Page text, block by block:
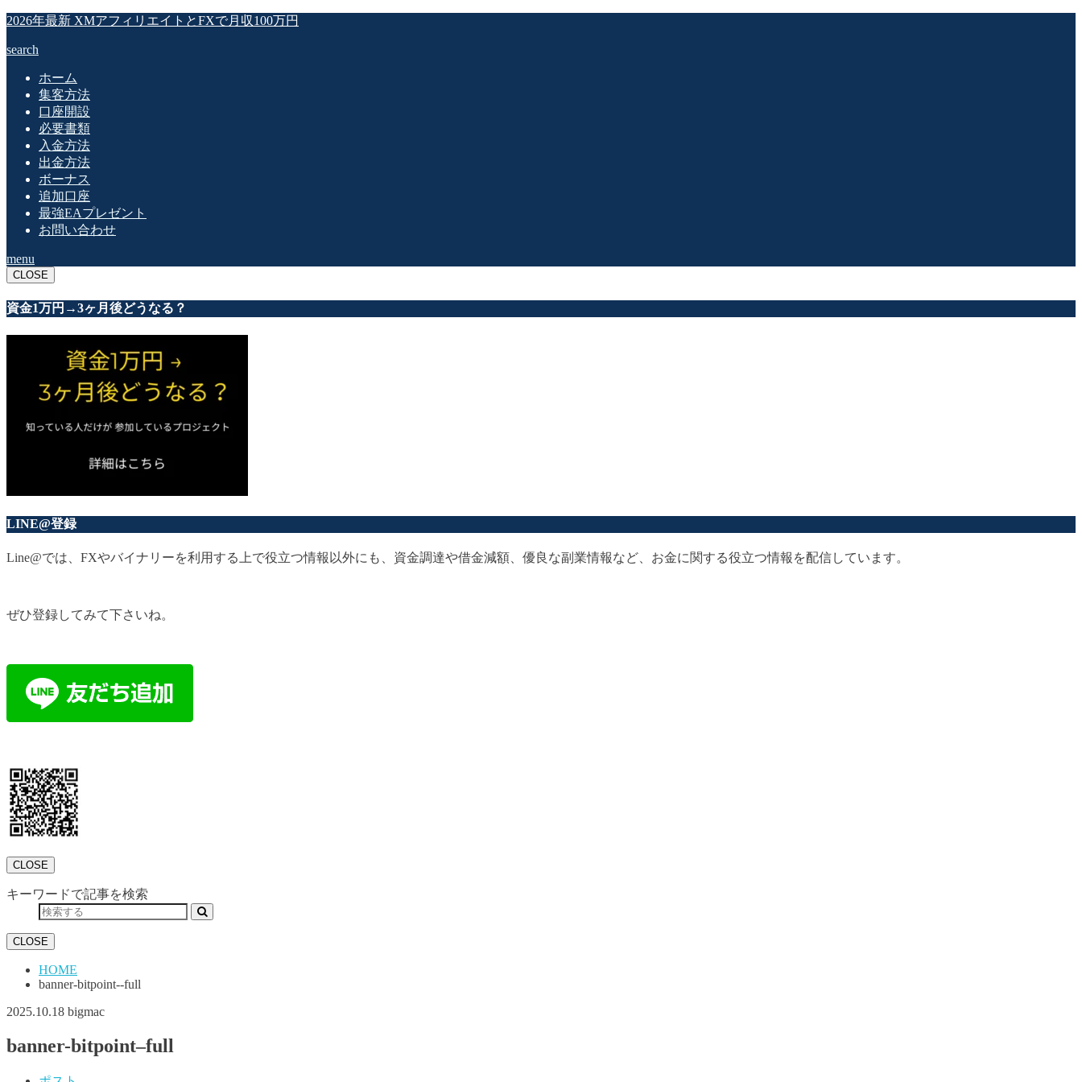
2026年最新 XMアフィリエイトとFXで月収100万円
search
ホーム
集客方法
口座開設
必要書類
入金方法
出金方法
ボーナス
追加口座
最強EAプレゼント
お問い合わせ
menu
CLOSE
資金1万円→3ヶ月後どうなる？
LINE@登録
Line@では、FXやバイナリーを利用する上で役立つ情報以外にも、資金調達や借金減額、優良な副業情報など、お金に関する役立つ情報を配信しています。
ぜひ登録してみて下さいね。
CLOSE
キーワードで記事を検索
CLOSE
HOME
banner-bitpoint--full
2025.10.18 bigmac
banner-bitpoint–full